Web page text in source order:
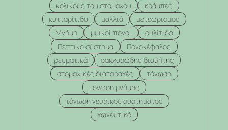
κολικούς του στομάχου
κράμπες
κυτταρίτιδα
μαλλιά
μετεωρισμός
Μνήμη
μυικοί πόνοι
ουλίτιδα
Πεπτικό σύστημα
Πονοκέφαλος
ρευματικά
σακχαρώδης διαβήτης
στομαχικές διαταραχές
τόνωση
τόνωση μνήμης
τόνωση νευρικού συστήματος
χωνευτικό